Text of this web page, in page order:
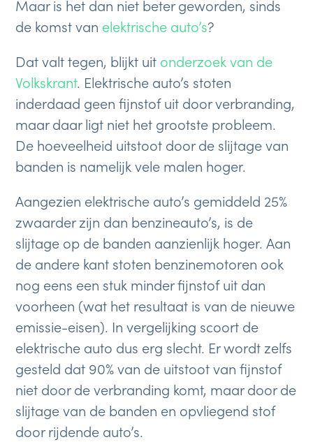
Maar is het dan niet beter geworden, sinds
de komst van elektrische auto’s?
Dat valt tegen, blijkt uit onderzoek van de
Volkskrant. Elektrische auto’s stoten
inderdaad geen fijnstof uit door verbranding,
maar daar ligt niet het grootste probleem.
De hoeveelheid uitstoot door de slijtage van
banden is namelijk vele malen hoger.
Aangezien elektrische auto’s gemiddeld 25%
zwaarder zijn dan benzineauto’s, is de
slijtage op de banden aanzienlijk hoger. Aan
de andere kant stoten benzinemotoren ook
nog eens een stuk minder fijnstof uit dan
voorheen (wat het resultaat is van de nieuwe
emissie-eisen). In vergelijking scoort de
elektrische auto dus erg slecht. Er wordt zelfs
gesteld dat 90% van de uitstoot van fijnstof
niet door de verbranding komt, maar door de
slijtage van de banden en opvliegend stof
door rijdende auto’s.